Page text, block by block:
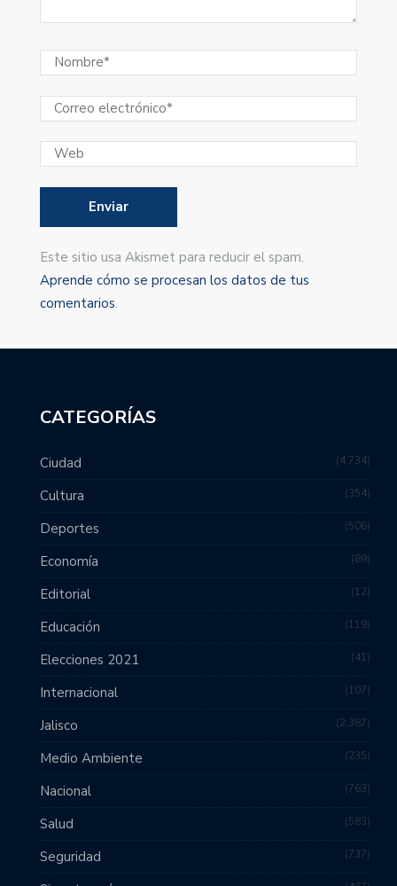
Este sitio usa Akismet para reducir el spam.
Aprende cómo se procesan los datos de tus
comentarios.
CATEGORÍAS
Ciudad 4,734
Cultura 354
Deportes 506
Economía 89
Editorial 12
Educación 119
Elecciones 2021 41
Internacional 107
Jalisco 2,387
Medio Ambiente 235
Nacional 763
Salud 583
Seguridad 737